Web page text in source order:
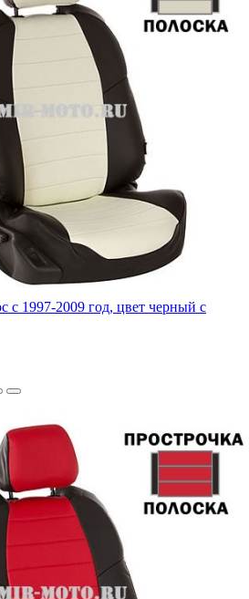
1997-2009 год, цвет черный с